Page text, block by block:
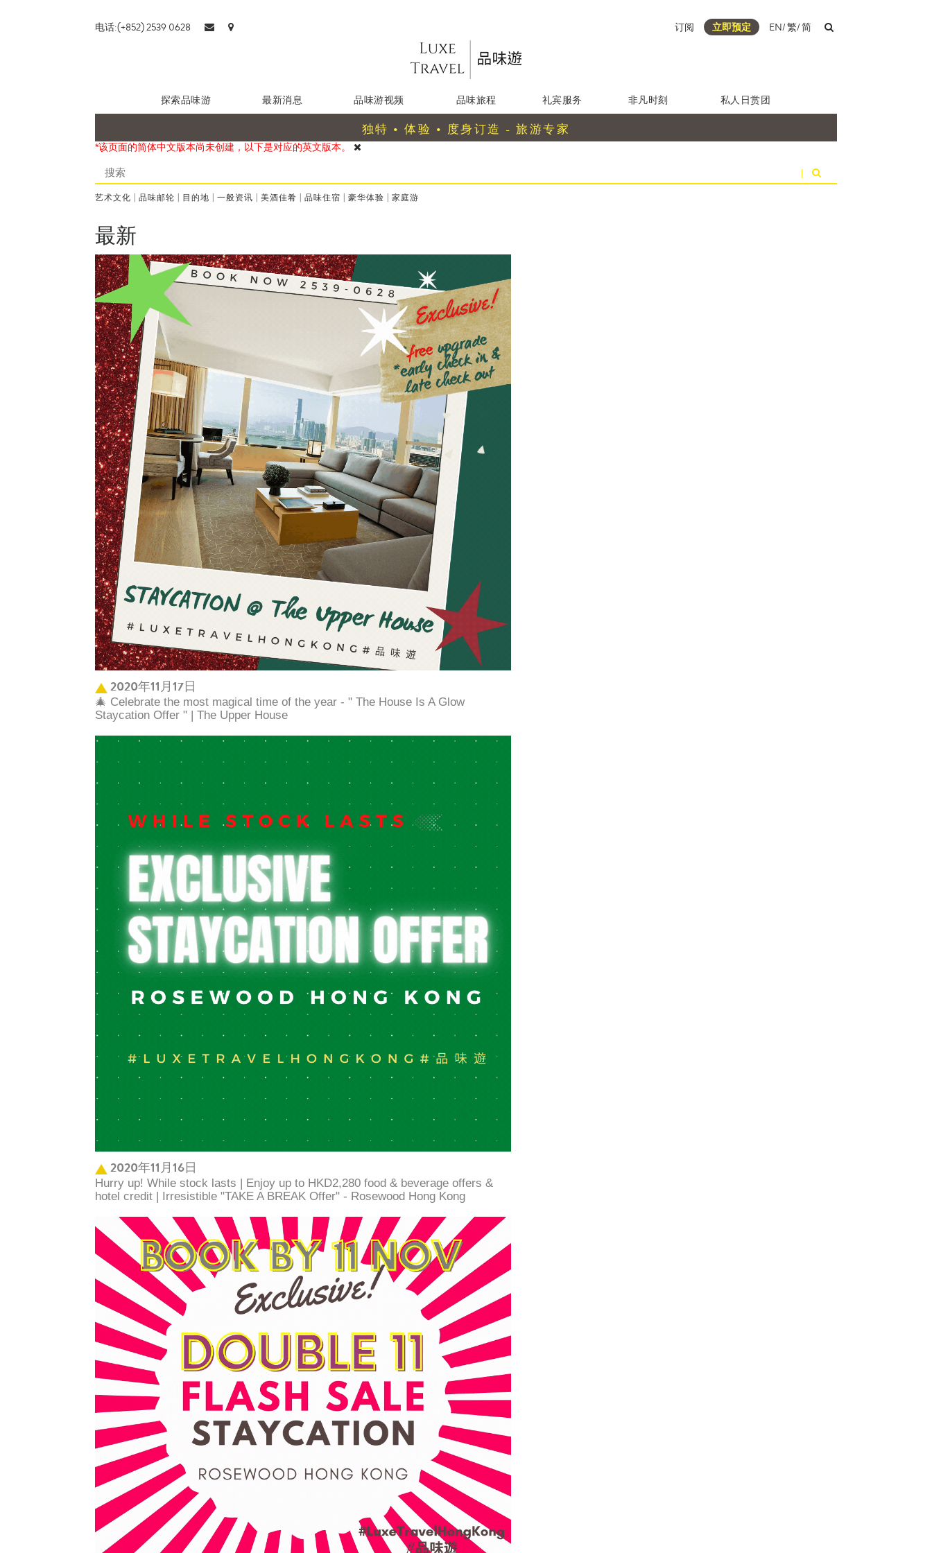
电话:(+852) 2539 0628 订阅 立即预定 EN/繁/简
探索品味游 最新消息 品味游视频 品味旅程 礼宾服务 非凡时刻 私人日赏团
独特 • 体验 • 度身订造 - 旅游专家
*该页面的简体中文版本尚未创建，以下是对应的英文版本。
|
艺术文化 | 品味邮轮 | 目的地 | 一般资讯 | 美酒佳肴 | 品味住宿 | 豪华体验 | 家庭游
最新
2020年11月17日
🎄 Celebrate the most magical time of the year - " The House Is A Glow
Staycation Offer " | The Upper House
2020年11月16日
Hurry up! While stock lasts | Enjoy up to HKD2,280 food & beverage offers &
hotel credit | Irresistible "TAKE A BREAK Offer" - Rosewood Hong Kong ​